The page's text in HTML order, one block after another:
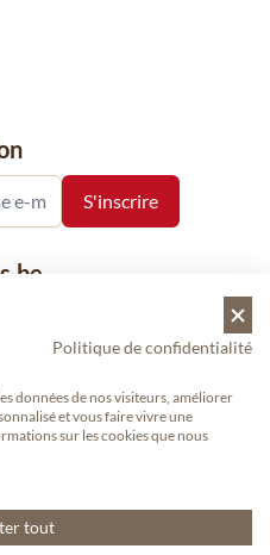
à base de café, de renommée
le café, les grains de café, le
garants de qualité.
eCommerce
Politique de confidentialité
données de nos visiteurs, améliorer
et vous faire vivre une
sur les cookies que nous
tout